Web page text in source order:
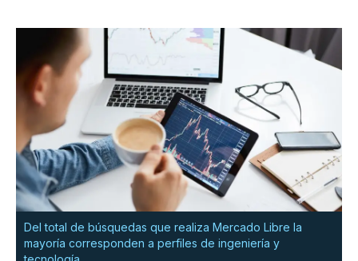
Del total de búsquedas que realiza Mercado Libre la
mayoría corresponden a perfiles de ingeniería y